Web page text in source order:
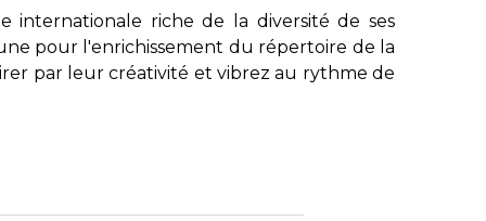
Musique de chambre
Orchestre
Quatuor de flûtes
DVDs
Ouvrages théoriques
et livres
internationale riche de la diversité de ses
pour l'enrichissement du répertoire de la
par leur créativité et vibrez au rythme de